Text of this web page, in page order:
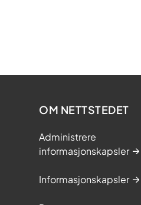
OM NETTSTEDET
Administrere
informasjonskapsler
Informasjonskapsler